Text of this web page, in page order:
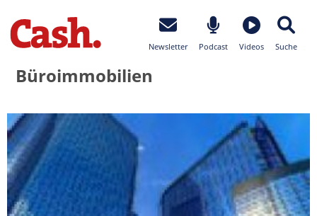
Newsletter Podcast Videos Suche
Büroimmobilien